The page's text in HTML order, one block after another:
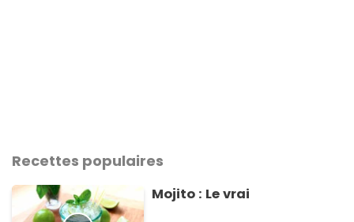
Recettes populaires
Mojito : Le vrai